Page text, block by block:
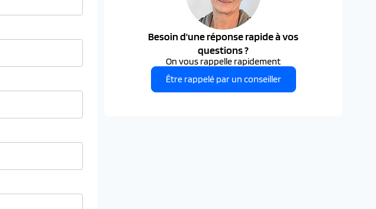
Besoin d'une réponse rapide à vos
questions ?
On vous rappelle rapidement
Être rappelé par un conseiller